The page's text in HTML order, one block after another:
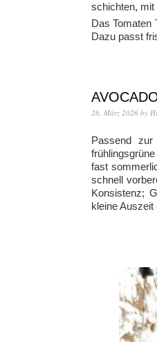
schichten, mit
Das Tomaten
Dazu passt
26. März 2026 by
Passend
fast
schnell
Konsistenz;
kleine